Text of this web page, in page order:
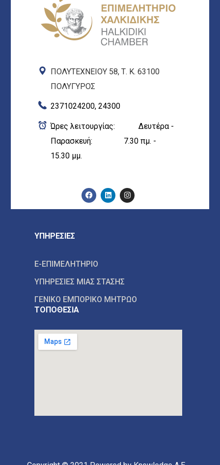
ΠΟΛΥΤΕΧΝΕΙΟΥ 58, Τ. Κ. 63100
ΠΟΛΥΓΥΡΟΣ
2371024200, 24300
Ώρες λειτουργίας: Δευτέρα -
Παρασκευή: 7.30 πμ. -
15.30 μμ.
ΥΠΗΡΕΣΙΕΣ
E-ΕΠΙΜΕΛΗΤΗΡΙΟ
ΥΠΗΡΕΣΙΕΣ ΜΙΑΣ ΣΤΑΣΗΣ
ΓΕΝΙΚΟ ΕΜΠΟΡΙΚΟ ΜΗΤΡΩΟ
ΤΟΠΟΘΕΣΙΑ